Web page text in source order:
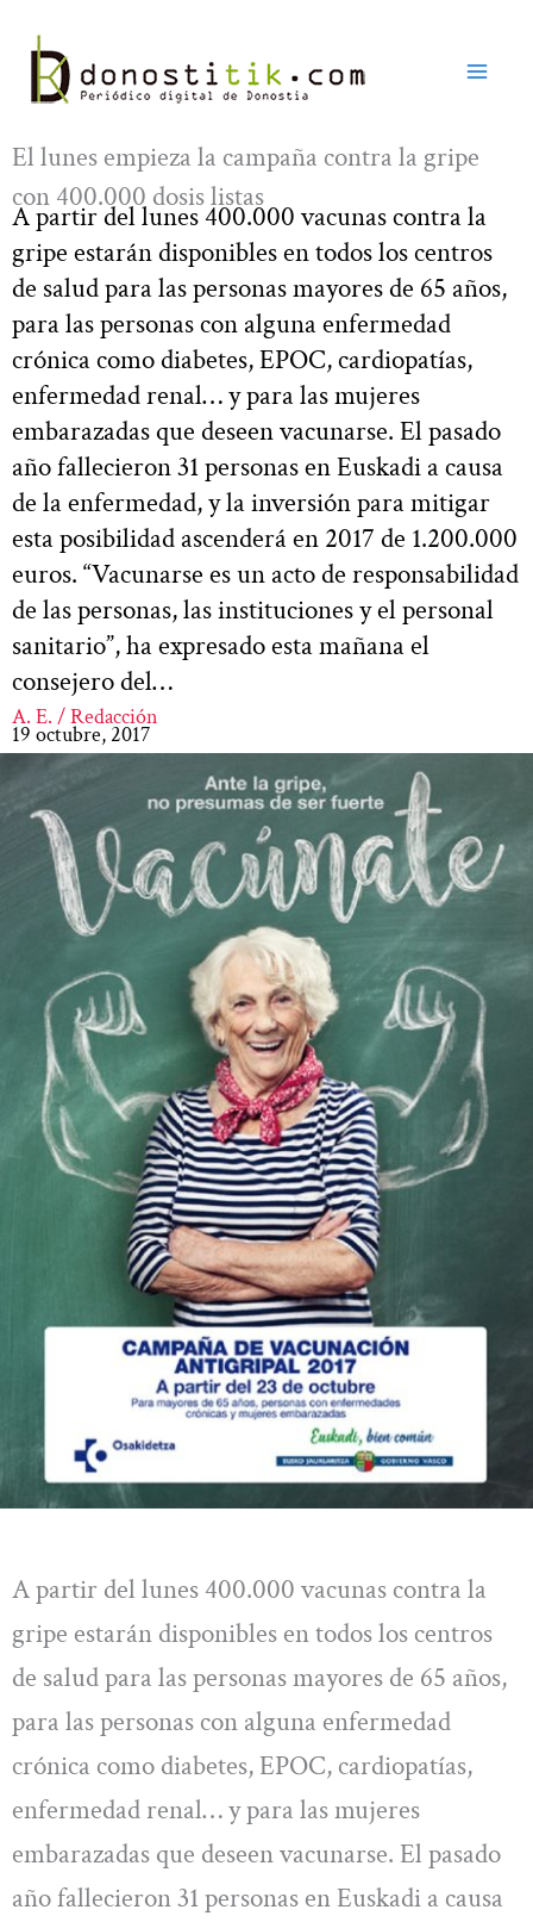
contenido
El lunes empieza la campaña contra la gripe
con 400.000 dosis listas
A partir del lunes 400.000 vacunas contra la
gripe estarán disponibles en todos los centros
de salud para las personas mayores de 65 años,
para las personas con alguna enfermedad
crónica como diabetes, EPOC, cardiopatías,
enfermedad renal… y para las mujeres
embarazadas que deseen vacunarse. El pasado
año fallecieron 31 personas en Euskadi a causa
de la enfermedad, y la inversión para mitigar
esta posibilidad ascenderá en 2017 de 1.200.000
euros. “Vacunarse es un acto de responsabilidad
de las personas, las instituciones y el personal
sanitario”, ha expresado esta mañana el
consejero del…
A. E. / Redacción
19 octubre, 2017
A partir del lunes 400.000 vacunas contra la
gripe estarán disponibles en todos los centros
de salud para las personas mayores de 65 años,
para las personas con alguna enfermedad
crónica como diabetes, EPOC, cardiopatías,
enfermedad renal… y para las mujeres
embarazadas que deseen vacunarse. El pasado
año fallecieron 31 personas en Euskadi a causa